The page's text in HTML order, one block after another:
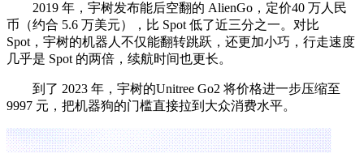
2019 年，宇树发布能后空翻的 AlienGo，定价40 万人民
币（约合 5.6 万美元），比 Spot 低了近三分之一。对比
Spot，宇树的机器人不仅能翻转跳跃，还更加小巧，行走速度
几乎是 Spot 的两倍，续航时间也更长。
到了 2023 年，宇树的Unitree Go2 将价格进一步压缩至
9997 元，把机器狗的门槛直接拉到大众消费水平。